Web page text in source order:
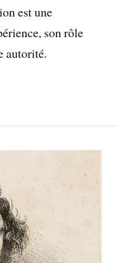
est une
son rôle
autorité.